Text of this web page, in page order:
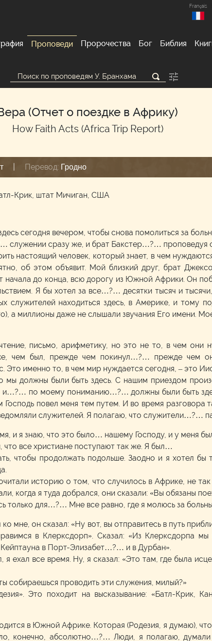
Français
Проповеди Пророчества Бог Библия
(Отчет о поездке в Африку)
How Faith Acts (Africa Trip Report)
Перевод: Гродно
Крик, штат Мичиган, США
сегодня вечером, чтобы снова помолиться за
служении сразу же, и брат Бакстер…?…
настоящий человек, который знает, в чем
об этом объявит. Мой близкий друг, брат
начала до конца, всю дорогу из Южной Африки. Он
Я бы хотел за все…?… десятки тысяч и
служителей находиться здесь, в Америке, и тому
а миллионы даже не слышали звучания Его имени.
письмо, арифметику, но это не то, в чем они
чем был, прежде чем покинул…?… прежде чем
Это именно то, в чем мир нуждается сегодня, – это
мы должны были быть здесь. С нашим приездом
и…?… по моему пониманию…?… должны были быть
повел меня тем путем. И во время разговора
служителей. Я полагаю, что служители…?…
и я знаю, что это было… нашему Господу, и у меня
что все христиане поступают так же. Я был…
чтобы продолжать подольше. Заодно и я хотел бы
историю о том, что случилось в Африке, не так
когда я туда добрался, они сказали: «Вы обязаны
только для…?… Мне все равно, где я молюсь за
мне, он сказал: «Ну вот, вы отправитесь в путь
в Клерксдорп». Сказал: «Из Клерксдорпа
в Порт-Элизабет…?… и в Дурбан».
ехал все время. Ну, я сказал: «Это там, где была
собираешься проводить эти служения, милый?»
Это походит на высказывание: «Батл-Крик,
в Южной Африке. Которая (Родезия, я думаю),
конечно, абсолютно…?… Люди, я полагаю, думали